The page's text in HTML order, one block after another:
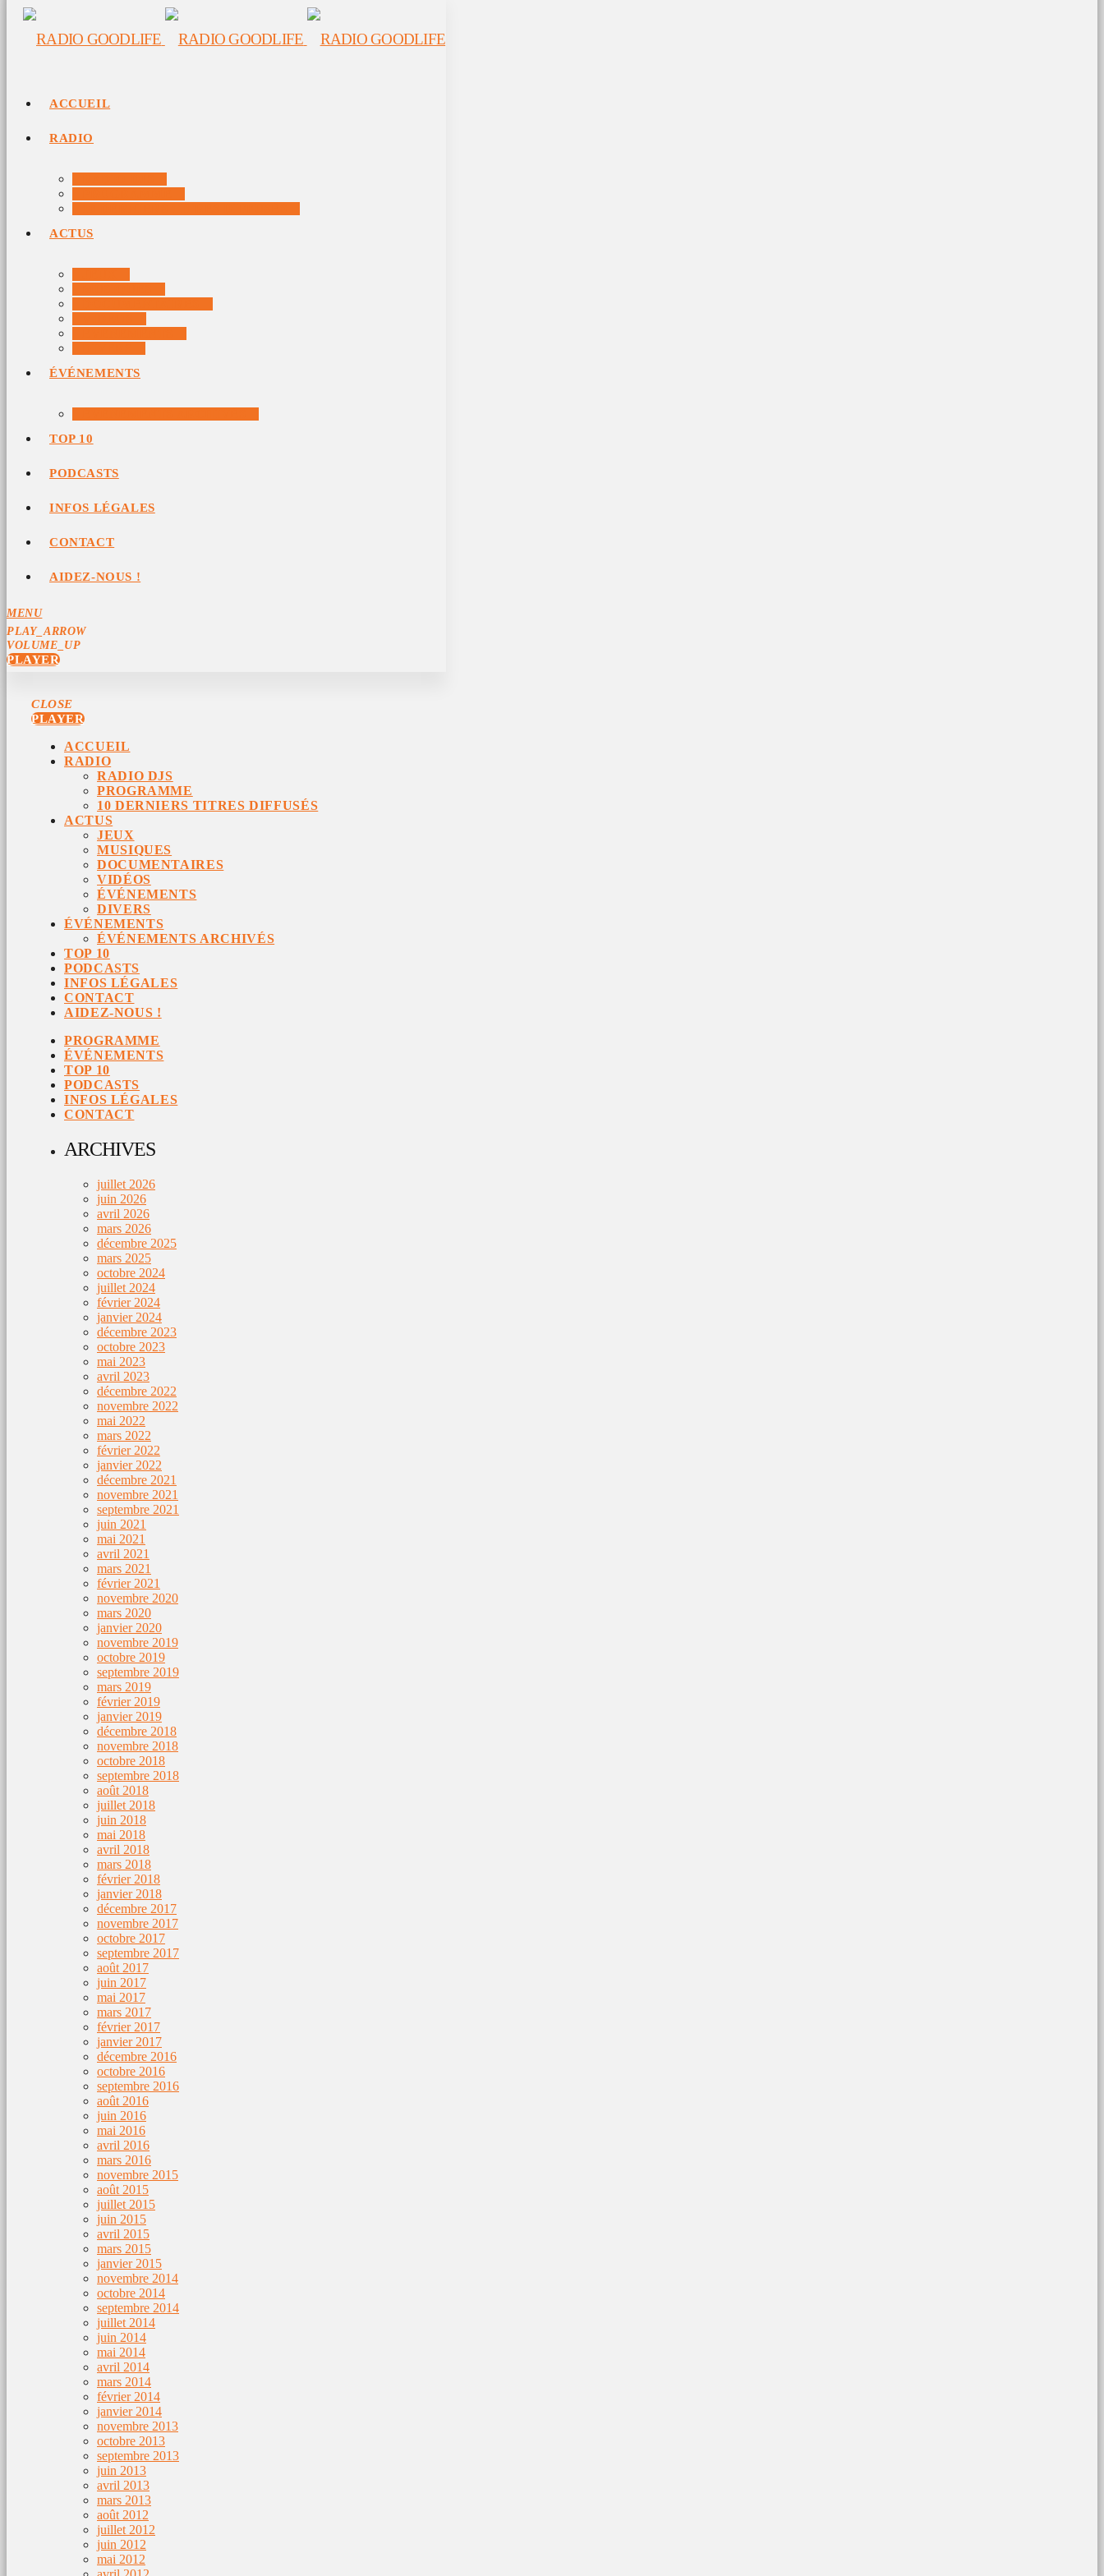
ACCUEIL
RADIO
ACTUS
ÉVÉNEMENTS
TOP 10
PODCASTS
INFOS LÉGALES
CONTACT
AIDEZ-NOUS !
MENU
PLAY_ARROW
VOLUME_UP
PLAYER
CLOSE
PLAYER
ACCUEIL
RADIO
RADIO DJS
PROGRAMME
10 DERNIERS TITRES DIFFUSÉS
ACTUS
JEUX
MUSIQUES
DOCUMENTAIRES
VIDÉOS
ÉVÉNEMENTS
DIVERS
ÉVÉNEMENTS
ÉVÉNEMENTS ARCHIVÉS
TOP 10
PODCASTS
INFOS LÉGALES
CONTACT
AIDEZ-NOUS !
PROGRAMME
ÉVÉNEMENTS
TOP 10
PODCASTS
INFOS LÉGALES
CONTACT
ARCHIVES
juillet 2026
juin 2026
avril 2026
mars 2026
décembre 2025
mars 2025
octobre 2024
juillet 2024
février 2024
janvier 2024
décembre 2023
octobre 2023
mai 2023
avril 2023
décembre 2022
novembre 2022
mai 2022
mars 2022
février 2022
janvier 2022
décembre 2021
novembre 2021
septembre 2021
juin 2021
mai 2021
avril 2021
mars 2021
février 2021
novembre 2020
mars 2020
janvier 2020
novembre 2019
octobre 2019
septembre 2019
mars 2019
février 2019
janvier 2019
décembre 2018
novembre 2018
octobre 2018
septembre 2018
août 2018
juillet 2018
juin 2018
mai 2018
avril 2018
mars 2018
février 2018
janvier 2018
décembre 2017
novembre 2017
octobre 2017
septembre 2017
août 2017
juin 2017
mai 2017
mars 2017
février 2017
janvier 2017
décembre 2016
octobre 2016
septembre 2016
août 2016
juin 2016
mai 2016
avril 2016
mars 2016
novembre 2015
août 2015
juillet 2015
juin 2015
avril 2015
mars 2015
janvier 2015
novembre 2014
octobre 2014
septembre 2014
juillet 2014
juin 2014
mai 2014
avril 2014
mars 2014
février 2014
janvier 2014
novembre 2013
octobre 2013
septembre 2013
juin 2013
avril 2013
mars 2013
août 2012
juillet 2012
juin 2012
mai 2012